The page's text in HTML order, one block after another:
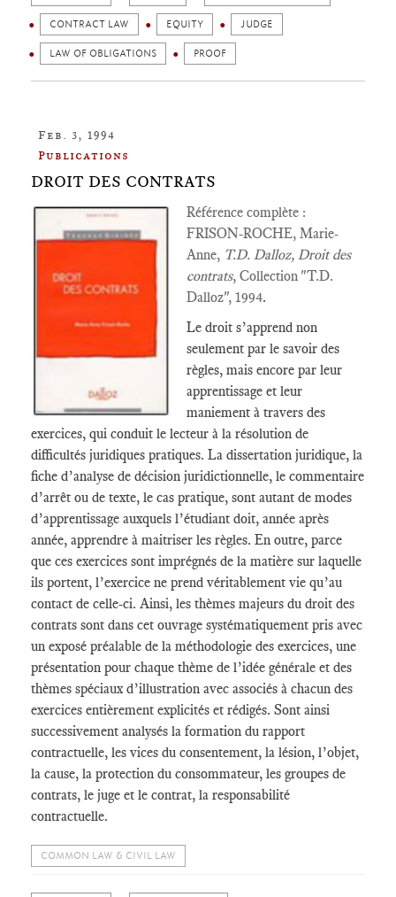
CONTRACT LAW EQUITY JUDGE
LAW OF OBLIGATIONS PROOF
Feb. 3, 1994
Publications
DROIT DES CONTRATS
Référence complète :
FRISON-ROCHE, Marie-
Anne, T.D. Dalloz, Droit des
contrats, Collection "T.D.
Dalloz", 1994.
Le droit s’apprend non
seulement par le savoir des
règles, mais encore par leur
apprentissage et leur
maniement à travers des
exercices, qui conduit le lecteur à la résolution de
difficultés juridiques pratiques. La dissertation juridique, la
fiche d’analyse de décision juridictionnelle, le commentaire
d’arrêt ou de texte, le cas pratique, sont autant de modes
d’apprentissage auxquels l’étudiant doit, année après
année, apprendre à maitriser les règles. En outre, parce
que ces exercices sont imprégnés de la matière sur laquelle
ils portent, l’exercice ne prend véritablement vie qu’au
contact de celle-ci. Ainsi, les thèmes majeurs du droit des
contrats sont dans cet ouvrage systématiquement pris avec
un exposé préalable de la méthodologie des exercices, une
présentation pour chaque thème de l’idée générale et des
thèmes spéciaux d’illustration avec associés à chacun des
exercices entièrement explicités et rédigés. Sont ainsi
successivement analysés la formation du rapport
contractuelle, les vices du consentement, la lésion, l’objet,
la cause, la protection du consommateur, les groupes de
contrats, le juge et le contrat, la responsabilité
contractuelle.
COMMON LAW & CIVIL LAW